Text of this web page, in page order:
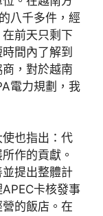
八千多件，經
前天只剩下
間內了解到
，對於越南
電力規劃，我
也指出：代
作的貢獻。
提出整體計
卡核發事
的飯店。在